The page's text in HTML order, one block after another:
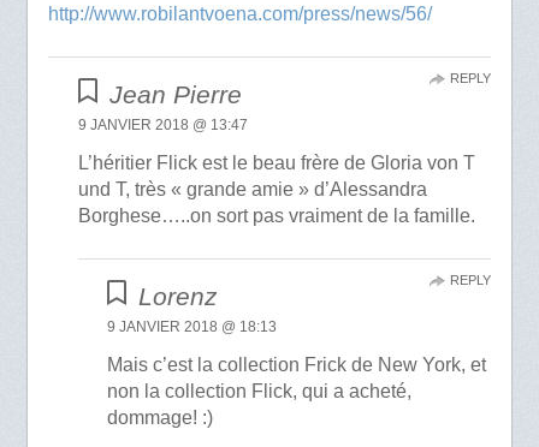
http://www.robilantvoena.com/press/news/56/
Jean Pierre
9 JANVIER 2018 @ 13:47
L’héritier Flick est le beau frère de Gloria von T
und T, très « grande amie » d’Alessandra
Borghese…..on sort pas vraiment de la famille.
REPLY
Lorenz
9 JANVIER 2018 @ 18:13
Mais c’est la collection Frick de New York, et
non la collection Flick, qui a acheté,
dommage! :)
REPLY